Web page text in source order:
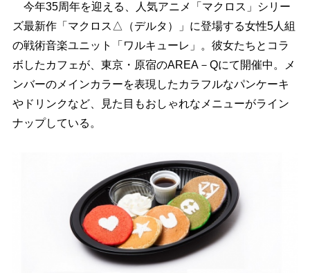
今年35周年を迎える、人気アニメ「マクロス」シリー
ズ最新作「マクロス△（デルタ）」に登場する女性5人組
の戦術音楽ユニット「ワルキューレ」。彼女たちとコラ
ボしたカフェが、東京・原宿のAREA－Qにて開催中。メ
ンバーのメインカラーを表現したカラフルなパンケーキ
ドリンクなど、見た目もおしゃれなメニューがライン
ナップしている。